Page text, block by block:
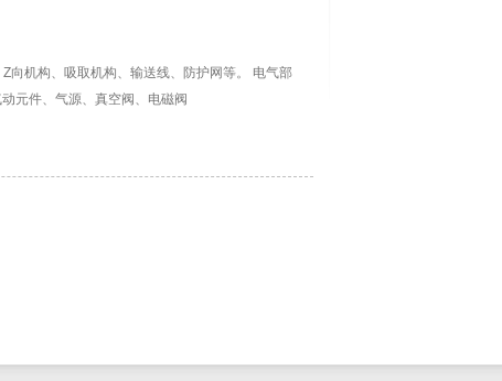
向机构、吸取机构、输送线、防护网等。 电气部
元件、气源、真空阀、电磁阀